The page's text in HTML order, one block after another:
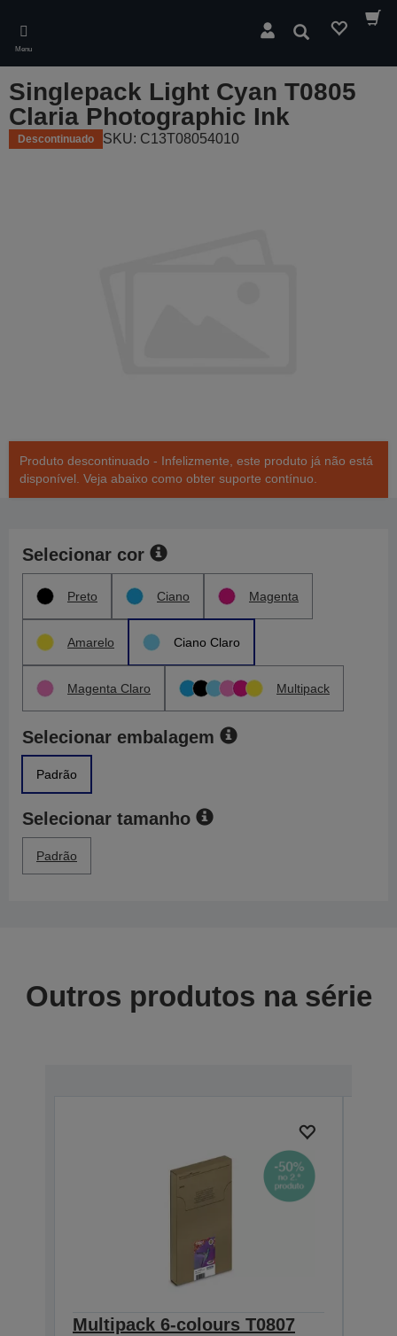
main
content
Menu
Pesquisar
Singlepack Light Cyan T0805
Claria Photographic Ink
Descontinuado SKU: C13T08054010
Produto descontinuado - Infelizmente, este produto já não está
disponível. Veja abaixo como obter suporte contínuo.
Selecionar cor
Preto Ciano Magenta
Amarelo Ciano Claro
Magenta Claro Multipack
Selecionar embalagem
Padrão
Selecionar tamanho
Padrão
Outros produtos na série
Multipack 6-colours T0807